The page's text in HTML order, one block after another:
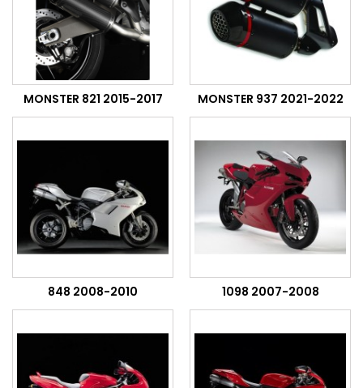
MONSTER 821 2015-2017 MONSTER 937 2021-2022
848 2008-2010 1098 2007-2008